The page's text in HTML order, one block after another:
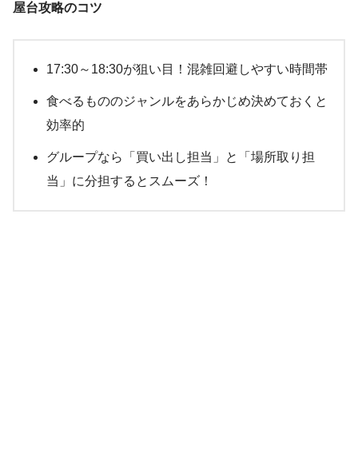
屋台攻略のコツ
17:30～18:30が狙い目！混雑回避しやすい時間帯
食べるもののジャンルをあらかじめ決めておくと
効率的
グループなら「買い出し担当」と「場所取り担
当」に分担するとスムーズ！